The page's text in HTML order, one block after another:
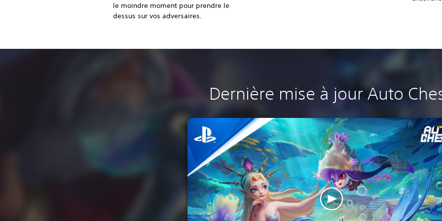
le moindre moment pour prendre le
dessus sur vos adversaires.
Dernière mise à jour Auto